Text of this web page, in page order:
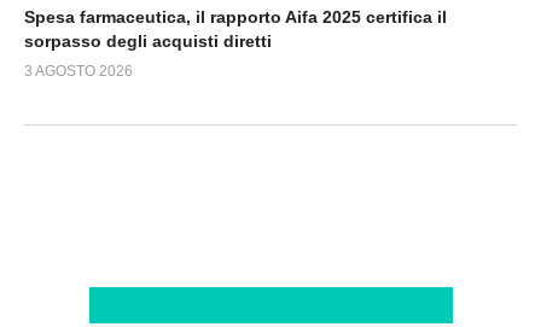
Spesa farmaceutica, il rapporto Aifa 2025 certifica il
sorpasso degli acquisti diretti
3 AGOSTO 2026